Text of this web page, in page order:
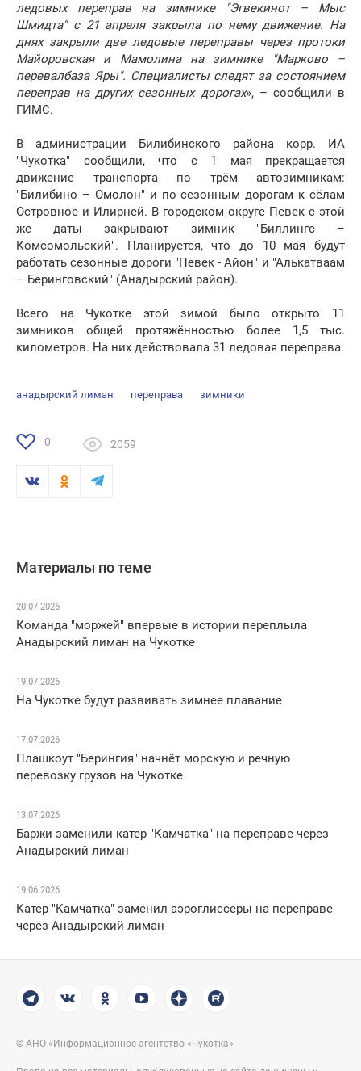
ледовых переправ на зимнике "Эгвекинот – Мыс
Шмидта" с 21 апреля закрыла по нему движение. На
днях закрыли две ледовые переправы через протоки
Майоровская и Мамолина на зимнике "Марково –
перевалбаза Яры". Специалисты следят за состоянием
переправ на других сезонных дорогах», – сообщили в
ГИМС.
В администрации Билибинского района корр. ИА
"Чукотка" сообщили, что с 1 мая прекращается
движение транспорта по трём автозимникам:
"Билибино – Омолон" и по сезонным дорогам к сёлам
Островное и Илирней. В городском округе Певек с этой
же даты закрывают зимник "Биллингс –
Комсомольский". Планируется, что до 10 мая будут
работать сезонные дороги "Певек - Айон" и "Алькатваам
– Беринговский" (Анадырский район).
Всего на Чукотке этой зимой было открыто 11
зимников общей протяжённостью более 1,5 тыс.
километров. На них действовала 31 ледовая переправа.
анадырский лиман переправа зимники
0 2059
Материалы по теме
20.07.2026
Команда "моржей" впервые в истории переплыла
Анадырский лиман на Чукотке
19.07.2026
На Чукотке будут развивать зимнее плавание
17.07.2026
Плашкоут "Берингия" начнёт морскую и речную
перевозку грузов на Чукотке
13.07.2026
Баржи заменили катер "Камчатка" на переправе через
Анадырский лиман
19.06.2026
Катер "Камчатка" заменил аэроглиссеры на переправе
через Анадырский лиман
© АНО «Информационное агентство «Чукотка»